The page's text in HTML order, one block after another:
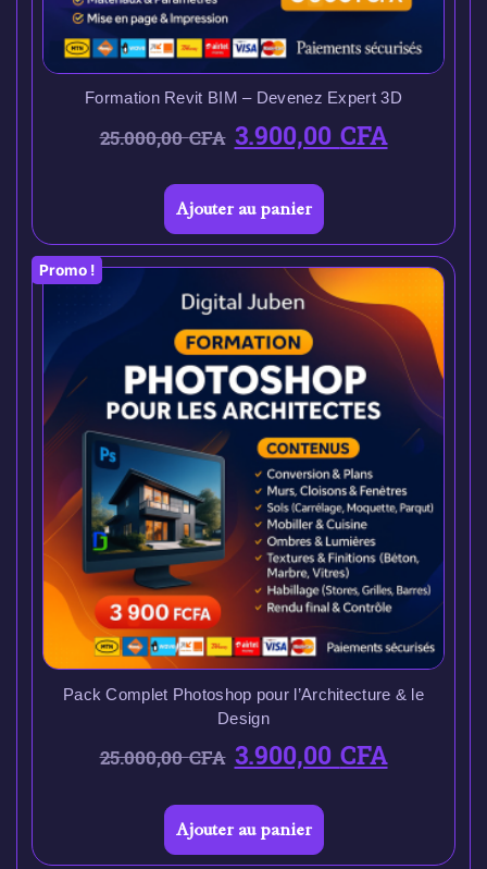
Formation Revit BIM – Devenez Expert 3D
25.000,00CFA 3.900,00CFA
Ajouter au panier
Promo !
Pack Complet Photoshop pour l’Architecture & le
Design
25.000,00CFA 3.900,00CFA
Ajouter au panier